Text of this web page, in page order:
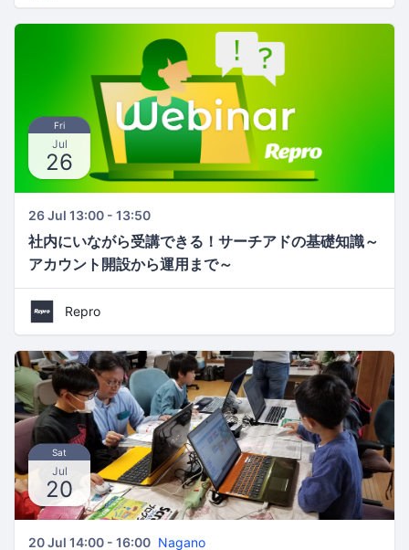
Fri
Jul
26
26 Jul 13:00 - 13:50
社内にいながら受講できる！サーチアドの基礎知識～
アカウント開設から運用まで～
Repro
Sat
Jul
20
20 Jul 14:00 - 16:00 Nagano